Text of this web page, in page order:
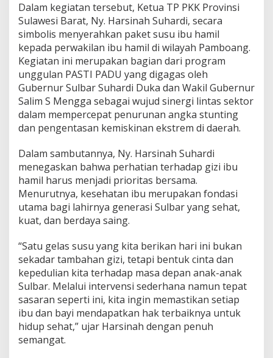
r
v
e
n
s
i
G
i
i
I
b
H
a
m
l
d
i
P
m
b
o
a
n
g
Dalam kegiatan tersebut, Ketua TP PKK Provinsi
Sulawesi Barat, Ny. Harsinah Suhardi, secara
simbolis menyerahkan paket susu ibu hamil
kepada perwakilan ibu hamil di wilayah Pamboang.
Kegiatan ini merupakan bagian dari program
unggulan PASTI PADU yang digagas oleh
Gubernur Sulbar Suhardi Duka dan Wakil Gubernur
Salim S Mengga sebagai wujud sinergi lintas sektor
dalam mempercepat penurunan angka stunting
dan pengentasan kemiskinan ekstrem di daerah.
Dalam sambutannya, Ny. Harsinah Suhardi
menegaskan bahwa perhatian terhadap gizi ibu
hamil harus menjadi prioritas bersama.
Menurutnya, kesehatan ibu merupakan fondasi
utama bagi lahirnya generasi Sulbar yang sehat,
kuat, dan berdaya saing.
“Satu gelas susu yang kita berikan hari ini bukan
sekadar tambahan gizi, tetapi bentuk cinta dan
kepedulian kita terhadap masa depan anak-anak
Sulbar. Melalui intervensi sederhana namun tepat
sasaran seperti ini, kita ingin memastikan setiap
ibu dan bayi mendapatkan hak terbaiknya untuk
hidup sehat,” ujar Harsinah dengan penuh
semangat.